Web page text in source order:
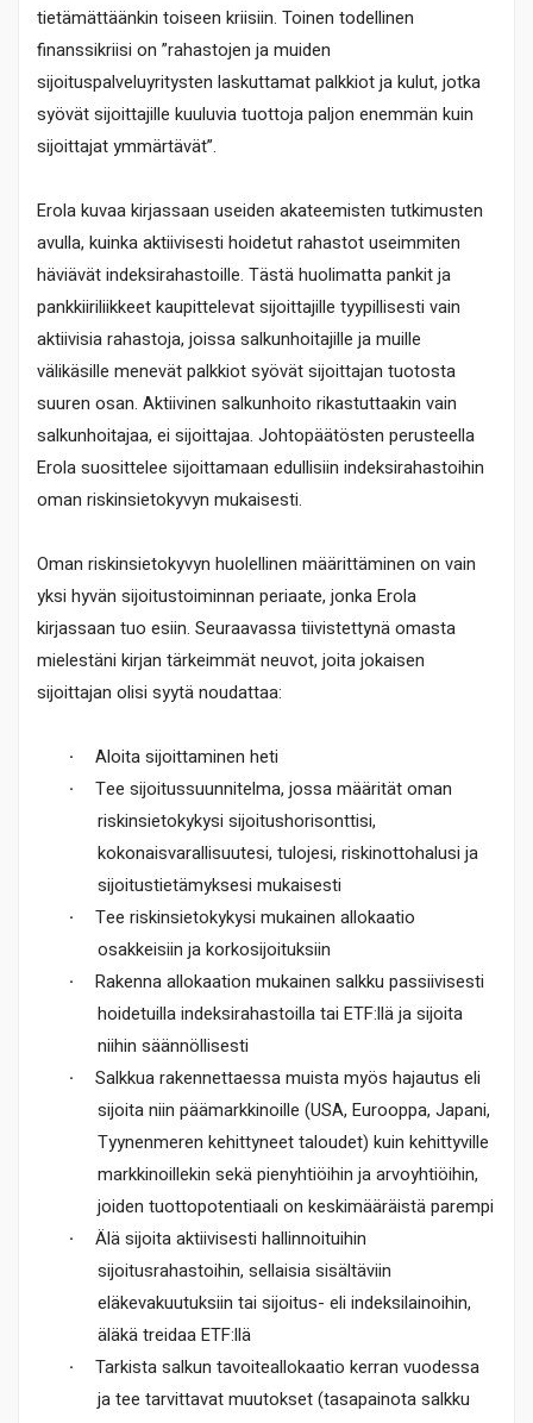
tietämättäänkin toiseen kriisiin. Toinen todellinen
finanssikriisi on ”rahastojen ja muiden
sijoituspalveluyritysten laskuttamat palkkiot ja kulut, jotka
syövät sijoittajille kuuluvia tuottoja paljon enemmän kuin
sijoittajat ymmärtävät”.
Erola kuvaa kirjassaan useiden akateemisten tutkimusten
avulla, kuinka aktiivisesti hoidetut rahastot useimmiten
häviävät indeksirahastoille. Tästä huolimatta pankit ja
pankkiiriliikkeet kaupittelevat sijoittajille tyypillisesti vain
aktiivisia rahastoja, joissa salkunhoitajille ja muille
välikäsille menevät palkkiot syövät sijoittajan tuotosta
suuren osan. Aktiivinen salkunhoito rikastuttaakin vain
salkunhoitajaa, ei sijoittajaa. Johtopäätösten perusteella
Erola suosittelee sijoittamaan edullisiin indeksirahastoihin
oman riskinsietokyvyn mukaisesti.
Oman riskinsietokyvyn huolellinen määrittäminen on vain
yksi hyvän sijoitustoiminnan periaate, jonka Erola
kirjassaan tuo esiin. Seuraavassa tiivistettynä omasta
mielestäni kirjan tärkeimmät neuvot, joita jokaisen
sijoittajan olisi syytä noudattaa:
·
Aloita sijoittaminen heti
·
Tee sijoitussuunnitelma, jossa määrität oman
riskinsietokykysi sijoitushorisonttisi,
kokonaisvarallisuutesi, tulojesi, riskinottohalusi ja
sijoitustietämyksesi mukaisesti
·
Tee riskinsietokykysi mukainen allokaatio
osakkeisiin ja korkosijoituksiin
·
Rakenna allokaation mukainen salkku passiivisesti
hoidetuilla indeksirahastoilla tai ETF:llä ja sijoita
niihin säännöllisesti
·
Salkkua rakennettaessa muista myös hajautus eli
sijoita niin päämarkkinoille (USA, Eurooppa, Japani,
Tyynenmeren kehittyneet taloudet) kuin kehittyville
markkinoillekin sekä pienyhtiöihin ja arvoyhtiöihin,
joiden tuottopotentiaali on keskimääräistä parempi
·
Älä sijoita aktiivisesti hallinnoituihin
sijoitusrahastoihin, sellaisia sisältäviin
eläkevakuutuksiin tai sijoitus- eli indeksilainoihin,
äläkä treidaa ETF:llä
·
Tarkista salkun tavoiteallokaatio kerran vuodessa
ja tee tarvittavat muutokset (tasapainota salkku